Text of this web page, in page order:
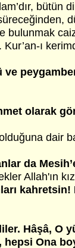
bütün
bulunmak
ı
ve
olarak
dair
da
Allah'ın
kahretsin!
Hâşâ, O
Ona